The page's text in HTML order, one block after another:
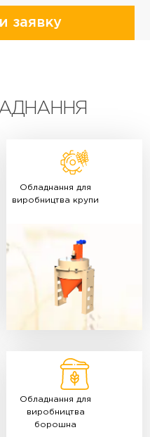
заявку
Обладнання для
виробництва крупи
Обладнання для
виробництва
борошна